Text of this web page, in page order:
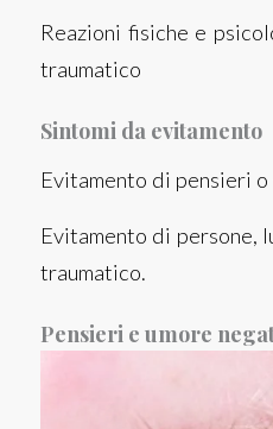
Reazioni fisiche e
traumatico
Sintomi da evitamento
Evitamento di pensieri
Evitamento di persone,
traumatico.
Pensieri e umore